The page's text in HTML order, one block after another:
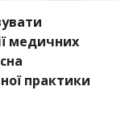
медичних
практики